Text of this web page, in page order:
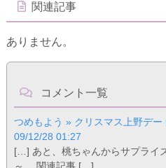
関連記事
ありません。
コメント一覧
つめもよう » クリスマス上野デー
09/12/28 01:27
[…] あと、桃ちゃんからサプライ